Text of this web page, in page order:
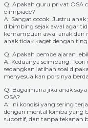
Q: Apakah guru privat OSA
olimpiade?
A: Sangat cocok. Justru
dibimbing sejak awal agar
kemampuan awal anak dan
anak tidak kaget dengan
Q: Apakah pembelajaran
A: Keduanya seimbang.
sedangkan latihan soal
menyesuaikan porsinya
Q: Bagaimana jika anak
OSA?
A: Ini kondisi yang sering
dengan mental lomba yang
suportif, dan tanpa tekanan